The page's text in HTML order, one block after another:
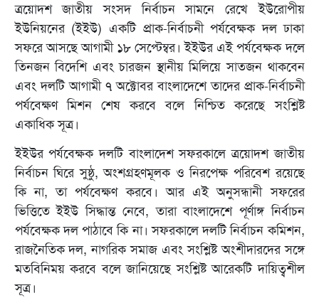
ত্রয়োদশ জাতীয় সংসদ নির্বাচন সামনে রেখে ইউরোপীয়
ইউনিয়নের (ইইউ) একটি প্রাক-নির্বাচনী পর্যবেক্ষক দল ঢাকা
সফরে আসছে আগামী ১৮ সেপ্টেম্বর। ইইউর এই পর্যবেক্ষক দলে
তিনজন বিদেশি এবং চারজন স্থানীয় মিলিয়ে সাতজন থাকবেন
এবং দলটি আগামী ৭ অক্টোবর বাংলাদেশে তাদের প্রাক-নির্বাচনী
পর্যবেক্ষণ মিশন শেষ করবে বলে নিশ্চিত করেছে সংশ্লিষ্ট
একাধিক সূত্র।
ইইউর পর্যবেক্ষক দলটি বাংলাদেশ সফরকালে ত্রয়োদশ জাতীয়
নির্বাচন ঘিরে সুষ্ঠু, অংশগ্রহণমূলক ও নিরপেক্ষ পরিবেশ রয়েছে
কি না, তা পর্যবেক্ষণ করবে। আর এই অনুসন্ধানী সফরের
ভিত্তিতে ইইউ সিদ্ধান্ত নেবে, তারা বাংলাদেশে পূর্ণাঙ্গ নির্বাচন
পর্যবেক্ষক দল পাঠাবে কি না। সফরকালে দলটি নির্বাচন কমিশন,
রাজনৈতিক দল, নাগরিক সমাজ এবং সংশ্লিষ্ট অংশীদারদের সঙ্গে
মতবিনিময় করবে বলে জানিয়েছে সংশ্লিষ্ট আরেকটি দায়িত্বশীল
সূত্র।